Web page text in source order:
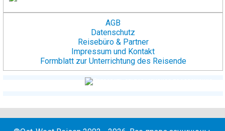
AGB
Datenschutz
Reisebüro & Partner
Impressum und Kontakt
Formblatt zur Unterrichtung des Reisende